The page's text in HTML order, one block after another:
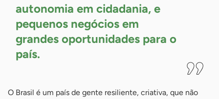
autonomia em cidadania, e
pequenos negócios em
grandes oportunidades para o
país.
O Brasil é um país de gente resiliente, criativa, que não